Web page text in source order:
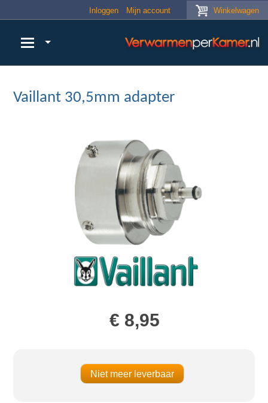
Winkelwagen
Inloggen Mijn account
Vaillant 30,5mm adapter
€ 8,95